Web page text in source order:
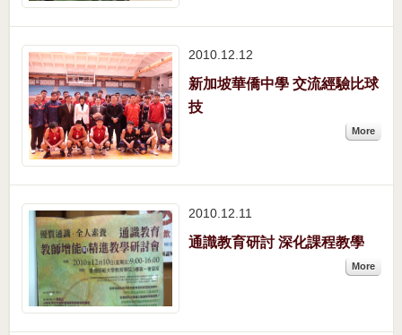
2010.12 12
新加坡華僑中學 交流經驗比球
技
More
2010.12 11
通識教育研討 深化課程教學
More